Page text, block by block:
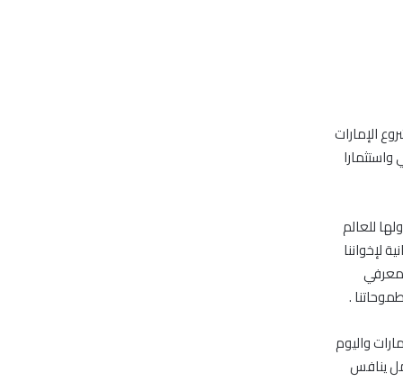
الإمارات
للعالم
لإخواننا
.
الإمارات واليوم
ينافس